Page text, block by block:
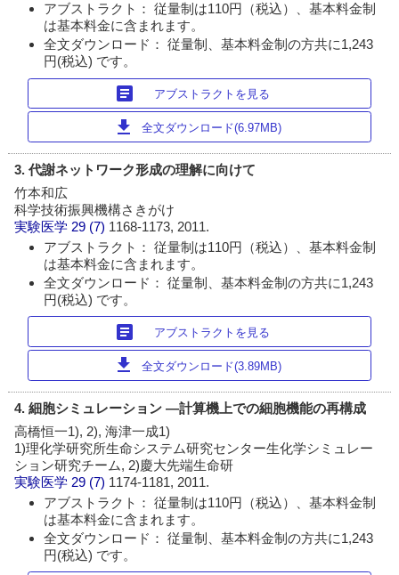
アブストラクト： 従量制は110円（税込）、基本料金制
は基本料金に含まれます。
全文ダウンロード： 従量制、基本料金制の方共に1,243
円(税込) です。
article アブストラクトを見る
download 全文ダウンロード(6.97MB)
3. 代謝ネットワーク形成の理解に向けて
竹本和広
科学技術振興機構さきがけ
実験医学 29 (7) 1168-1173, 2011.
アブストラクト： 従量制は110円（税込）、基本料金制
は基本料金に含まれます。
全文ダウンロード： 従量制、基本料金制の方共に1,243
円(税込) です。
article アブストラクトを見る
download 全文ダウンロード(3.89MB)
4. 細胞シミュレーション ―計算機上での細胞機能の再構成
高橋恒一1), 2), 海津一成1)
1)理化学研究所生命システム研究センター生化学シミュレー
ション研究チーム, 2)慶大先端生命研
実験医学 29 (7) 1174-1181, 2011.
アブストラクト： 従量制は110円（税込）、基本料金制
は基本料金に含まれます。
全文ダウンロード： 従量制、基本料金制の方共に1,243
円(税込) です。